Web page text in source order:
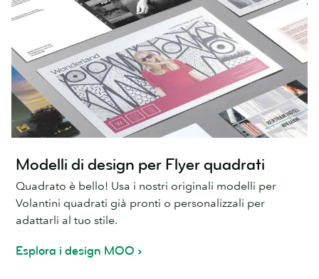
Modelli di design per Flyer quadrati
Quadrato è bello! Usa i nostri originali modelli per
Volantini quadrati già pronti o personalizzali per
adattarli al tuo stile.
Esplora i design MOO